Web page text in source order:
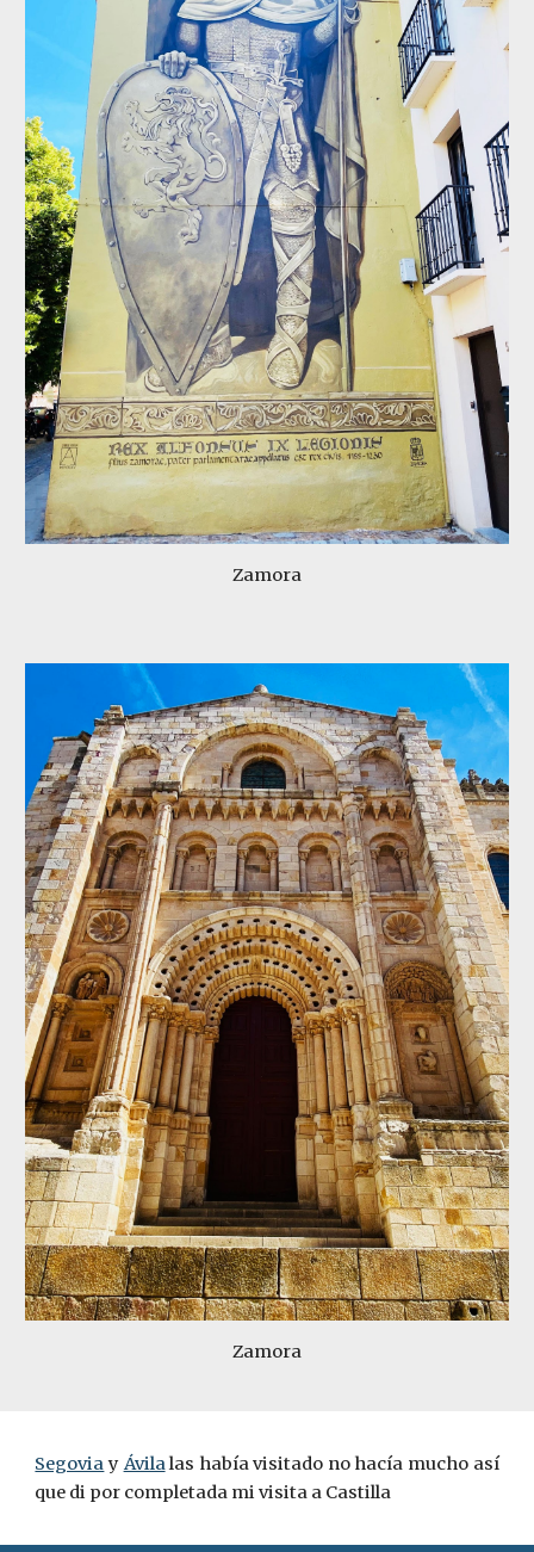
Zamora
Zamora
Segoviay Ávilalas había visitado no hacía mucho así
que di por completada mi visita a Castilla